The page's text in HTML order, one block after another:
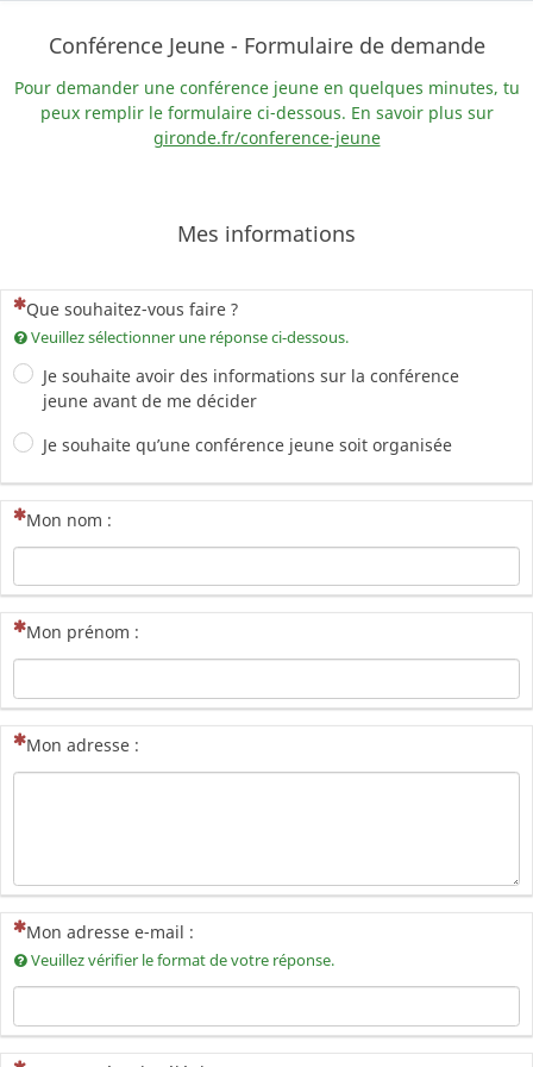
Conférence Jeune - Formulaire de demande
Pour demander une conférence jeune en quelques minutes, tu
peux remplir le formulaire ci-dessous. En savoir plus sur
gironde.fr/conference-jeune
Mes informations
(Cette question est obligatoire)
Que souhaitez-vous faire ?
Veuillez sélectionner une réponse ci-dessous.
Je souhaite avoir des informations sur la conférence
jeune avant de me décider
Je souhaite qu’une conférence jeune soit organisée
(Cette question est obligatoire)
Mon nom :
(Cette question est obligatoire)
Mon prénom :
(Cette question est obligatoire)
Mon adresse :
(Cette question est obligatoire)
Mon adresse e-mail :
Veuillez vérifier le format de votre réponse.